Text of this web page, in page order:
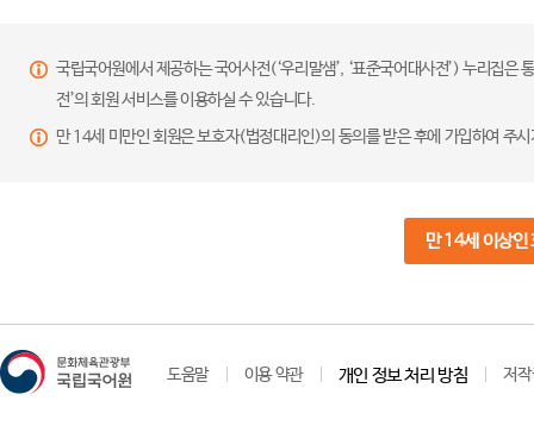
국립국어원에서 제공하는 국어사전(‘우리말샘’, ‘표준국어대사전’) 누리집
전’의 회원 서비스를 이용하실 수 있습니다.
만 14세 미만인 회원은 보호자(법정대리인)의 동의를 받은 후에 가입하여 주
만 14세 이상인
도움말 이용 약관 개인 정보 처리 방침 저